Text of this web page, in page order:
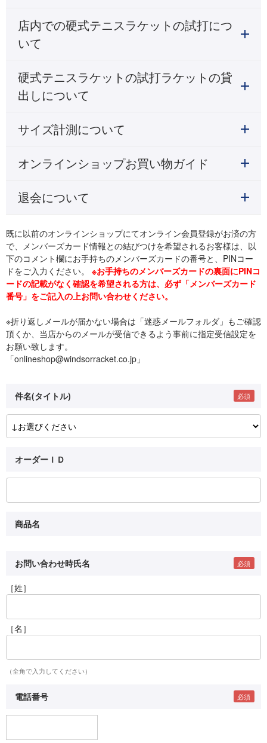
店内での硬式テニスラケットの試打につ
いて
硬式テニスラケットの試打ラケットの貸
出しについて
サイズ計測について
オンラインショップお買い物ガイド
退会について
既に以前のオンラインショップにてオンライン会員登録がお済の方
で、メンバーズカード情報との結びつけを希望されるお客様は、以
下のコメント欄にお手持ちのメンバーズカードの番号と、PINコー
ドをご入力ください。 ※お手持ちのメンバーズカードの裏面にPINコ
ードの記載がなく確認を希望される方は、必ず「メンバーズカード
番号」をご記入の上お問い合わせください。
※折り返しメールが届かない場合は「迷惑メールフォルダ」もご確認
頂くか、当店からのメールが受信できるよう事前に指定受信設定を
お願い致します。
「onlineshop@windsorracket.co.jp」
件名(タイトル)
オーダーＩＤ
商品名
お問い合わせ時氏名
［姓］
［名］
（全角で入力してください）
電話番号